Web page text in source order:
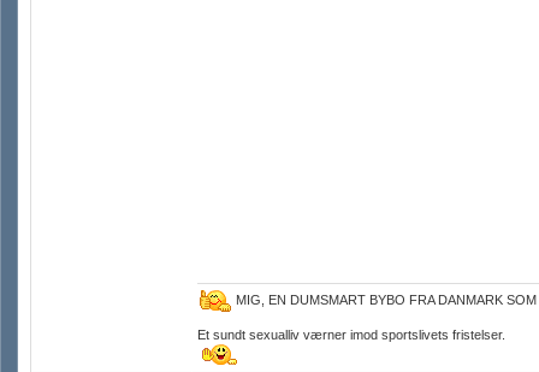
MIG, EN DUMSMART BYBO FRA DANMARK
Et sundt sexualliv værner imod sportslivets fristelser.